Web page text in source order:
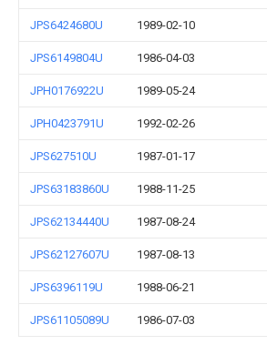
JPS6424680U 1989-02-10
JPS6149804U 1986-04-03
JPH0176922U 1989-05-24
JPH0423791U 1992-02-26
JPS627510U 1987-01-17
JPS63183860U 1988-11-25
JPS62134440U 1987-08-24
JPS62127607U 1987-08-13
JPS6396119U 1988-06-21
JPS61105089U 1986-07-03